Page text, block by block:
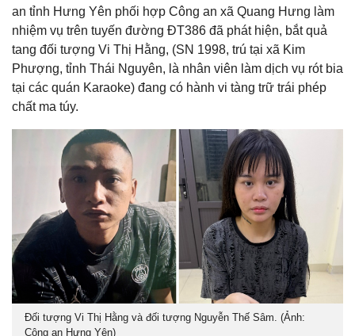
an tỉnh Hưng Yên phối hợp Công an xã Quang Hưng làm
nhiệm vụ trên tuyến đường ĐT386 đã phát hiện, bắt quả
tang đối tượng Vi Thị Hằng, (SN 1998, trú tại xã Kim
Phượng, tỉnh Thái Nguyên, là nhân viên làm dịch vụ rót bia
tại các quán Karaoke) đang có hành vi tàng trữ trái phép
chất ma túy.
Đối tượng Vi Thị Hằng và đối tượng Nguyễn Thế Sâm. (Ảnh:
Công an Hưng Yên)